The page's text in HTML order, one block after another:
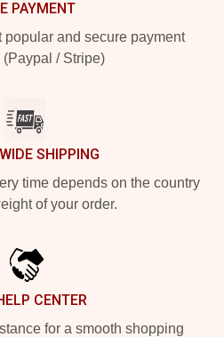
PAYMENT
popular and secure payment
(Paypal / Stripe)
SHIPPING
time depends on the country
of your order.
CENTER
for a smooth shopping